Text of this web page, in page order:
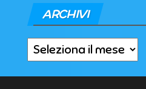
ARCHIVI
Archivi